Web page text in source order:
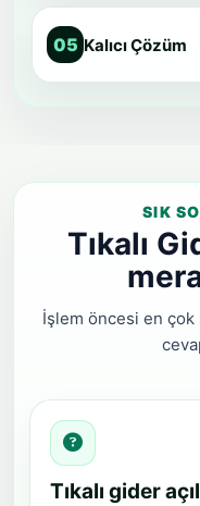
05 Kalıcı Çözüm
SIK
Tıkalı
İşlem öncesi en çok
Tıkalı gider